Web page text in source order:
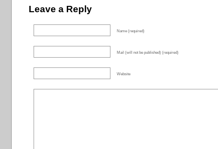
Leave a Reply
Name (required)
Mail (will not be published) (required)
Website